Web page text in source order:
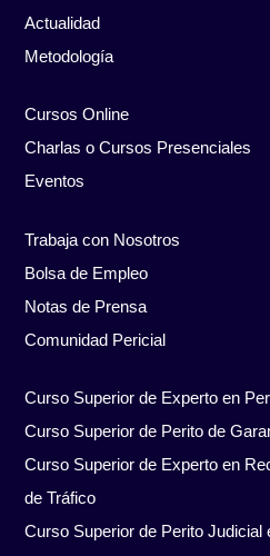
Actualidad
Metodología
Cursos Online
Charlas o Cursos Presenciales
Eventos
Trabaja con Nosotros
Bolsa de Empleo
Notas de Prensa
Comunidad Pericial
Curso Superior de Experto en
Curso Superior de Perito de
Curso Superior de Experto en
de Tráfico
Curso Superior de Perito